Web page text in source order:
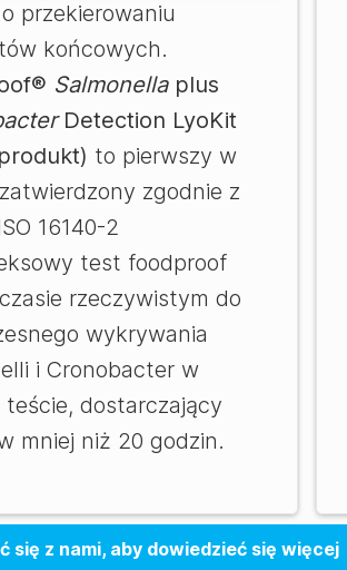
przekierowaniu
końcowych.
Salmonellaplus
Detection LyoKit
to pierwszy w
zgodnie z
16140-2
test foodproof
rzeczywistym do
wykrywania
i Cronobacter w
teście, dostarczający
mniej niż 20 godzin.
się z nami, aby dowiedzieć się więcej